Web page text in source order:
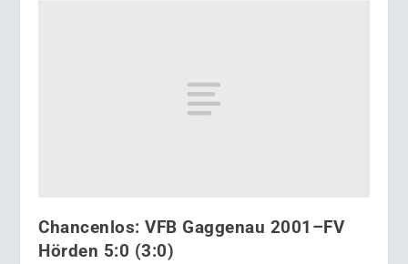
Chancenlos: VFB Gaggenau 2001–FV
Hörden 5:0 (3:0)